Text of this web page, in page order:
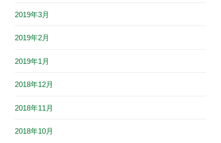
2019年3月
2019年2月
2019年1月
2018年12月
2018年11月
2018年10月